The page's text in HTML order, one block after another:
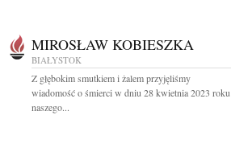
MIROSŁAW KOBIESZKA
BIAŁYSTOK
Z głębokim smutkiem i żalem przyjęliśmy
wiadomość o śmierci w dniu 28 kwietnia 2023 roku
naszego...